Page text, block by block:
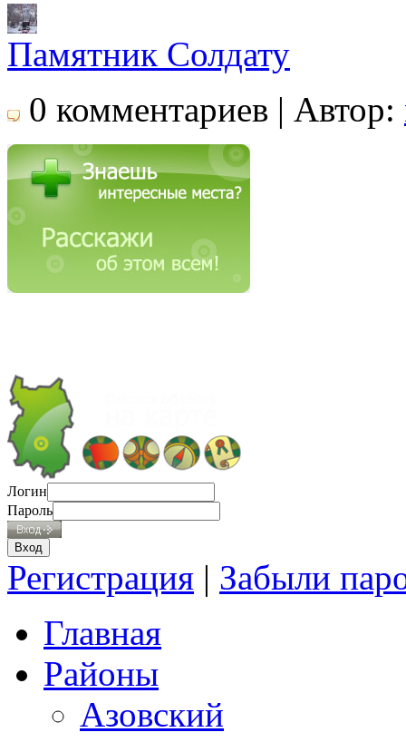
Памятник Солдату
0 комментариев | Автор:
Логин
Пароль
Регистрация | Забыли
Главная
Районы
Азовский